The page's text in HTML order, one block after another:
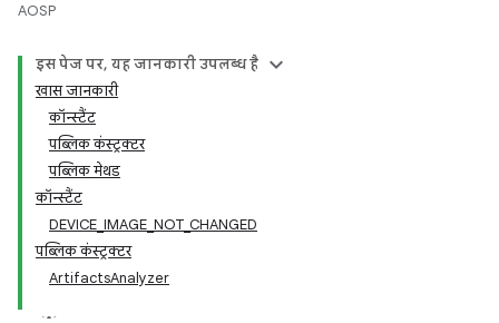
AOSP
इस पेज पर, यह जानकारी उपलब्ध है
खास जानकारी
कॉन्स्टैंट
पब्लिक कंस्ट्रक्टर
पब्लिक मेथड
कॉन्स्टैंट
DEVICE_IMAGE_NOT_CHANGED
पब्लिक कंस्ट्रक्टर
ArtifactsAnalyzer